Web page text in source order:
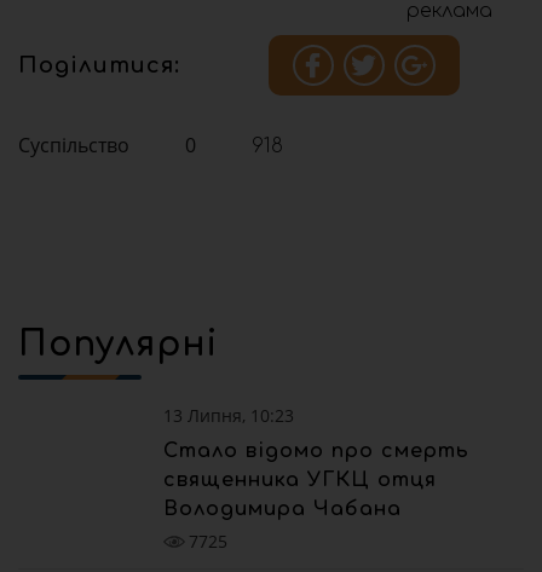
реклама
Поділитися:
Суспільство 0 918
Популярні
13 Липня, 10:23
Стало відомо про смерть
священника УГКЦ отця
Володимира Чабана
7725